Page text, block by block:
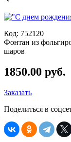
Код: 752120
Фонтан из
шаров
1850.00 руб.
Заказать
Поделиться в